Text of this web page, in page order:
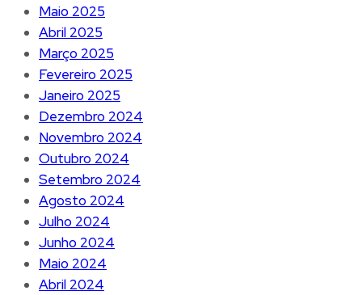
Maio 2025
Abril 2025
Março 2025
Fevereiro 2025
Janeiro 2025
Dezembro 2024
Novembro 2024
Outubro 2024
Setembro 2024
Agosto 2024
Julho 2024
Junho 2024
Maio 2024
Abril 2024